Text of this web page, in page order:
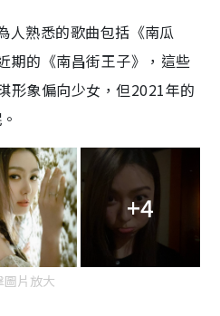
人熟悉的歌曲包括《南瓜
期的《南昌街王子》，這些
形象偏向少女，但2021年的
+4
圖片放大